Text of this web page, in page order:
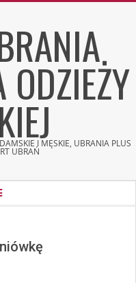
I MĘSKIE, UBRANIA PLUS
UBRAŃ